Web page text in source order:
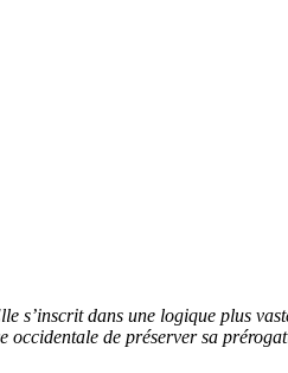
s’inscrit dans une logique plus
occidentale de préserver sa